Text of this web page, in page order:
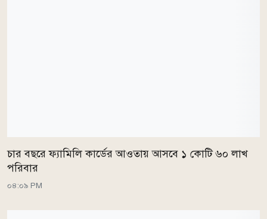
চার বছরে ফ্যামিলি কার্ডের আওতায় আসবে ১ কোটি ৬০ লাখ
পরিবার
০৪:০৯ PM